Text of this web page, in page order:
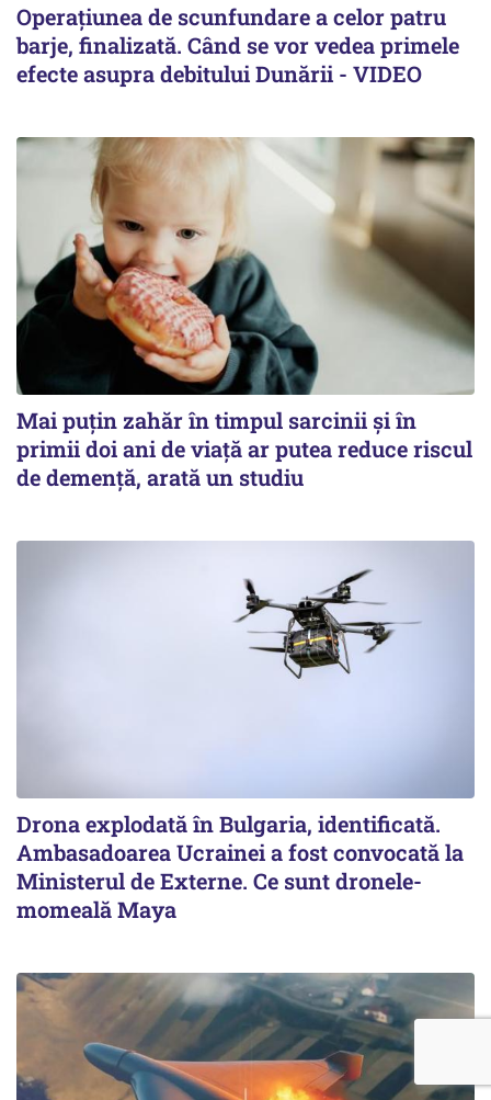
Operațiunea de scunfundare a celor patru
barje, finalizată. Când se vor vedea primele
efecte asupra debitului Dunării - VIDEO
Mai puțin zahăr în timpul sarcinii și în
primii doi ani de viață ar putea reduce riscul
de demență, arată un studiu
Drona explodată în Bulgaria, identificată.
Ambasadoarea Ucrainei a fost convocată la
Ministerul de Externe. Ce sunt dronele-
momeală Maya